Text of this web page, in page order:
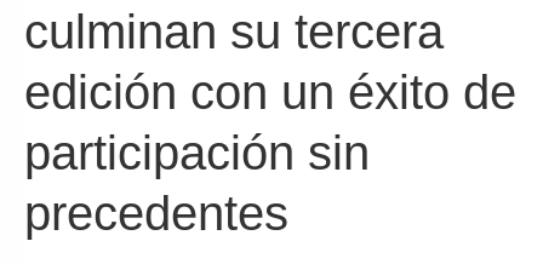
culminan su tercera
edición con un éxito de
participación sin
precedentes